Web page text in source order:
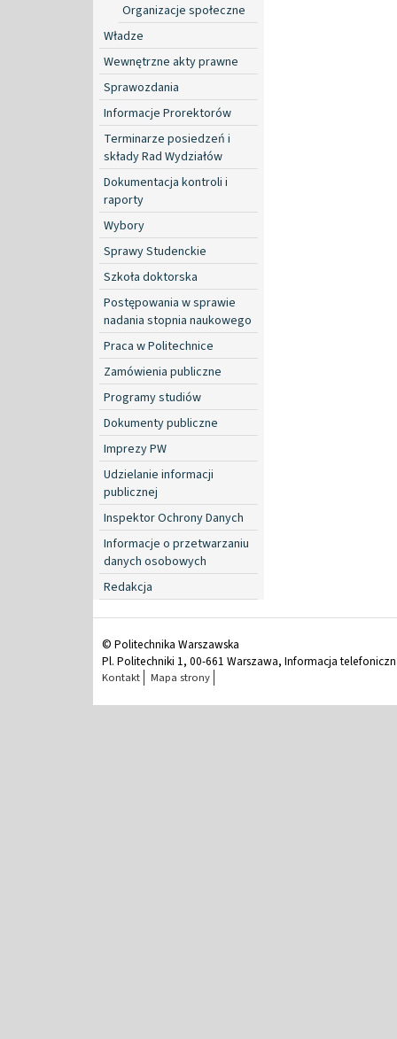
Organizacje społeczne
Władze
Wewnętrzne akty prawne
Sprawozdania
Informacje Prorektorów
Terminarze posiedzeń i
składy Rad Wydziałów
Dokumentacja kontroli i
raporty
Wybory
Sprawy Studenckie
Szkoła doktorska
Postępowania w sprawie
nadania stopnia naukowego
Praca w Politechnice
Zamówienia publiczne
Programy studiów
Dokumenty publiczne
Imprezy PW
Udzielanie informacji
publicznej
Inspektor Ochrony Danych
Informacje o przetwarzaniu
danych osobowych
Redakcja
© Politechnika Warszawska
Pl. Politechniki 1, 00-661 Warszawa, Informacja
Kontakt Mapa strony